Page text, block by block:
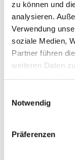
zu können und
analysieren.
Verwendung
soziale Medien,
Partner führen
weiteren Daten
Notwendig
Präferenzen
Alltag &
des
und
Radio-
wenn